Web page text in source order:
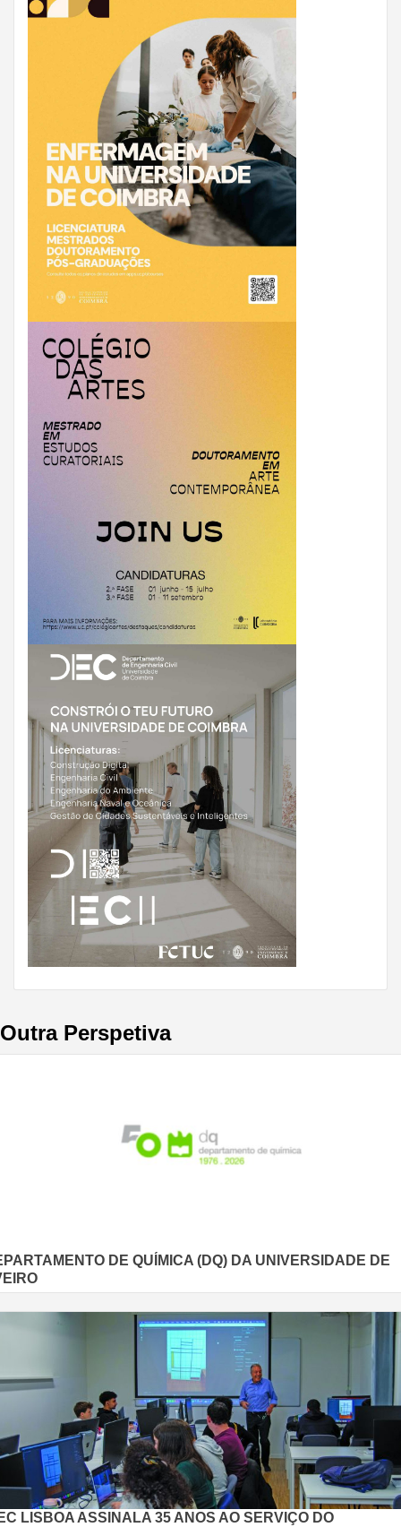
Outra Perspetiva
DE QUÍMICA (DQ) DA UNIVERSIDADE DE
LISBOA ASSINALA 35 ANOS AO SERVIÇO DO